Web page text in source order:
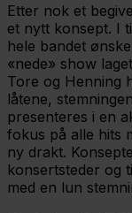
Etter nok et
et nytt konsept. I
hele bandet
«nede» show
Tore og Henning
låtene,
presenteres i en
fokus på alle hits
ny drakt.
konsertsteder og
med en lun